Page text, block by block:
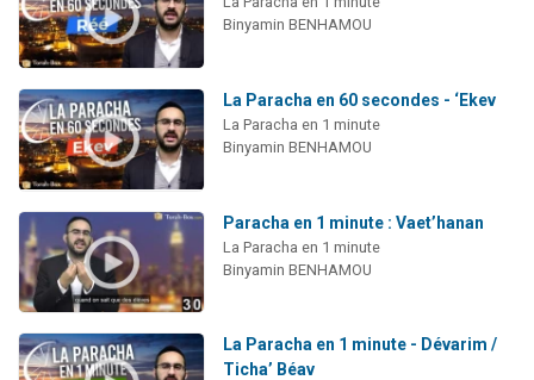
Binyamin BENHAMOU
La Paracha en 60 secondes - ‘Ekev
La Paracha en 1 minute
Binyamin BENHAMOU
Paracha en 1 minute : Vaet’hanan
La Paracha en 1 minute
Binyamin BENHAMOU
La Paracha en 1 minute - Dévarim /
Ticha’ Béav